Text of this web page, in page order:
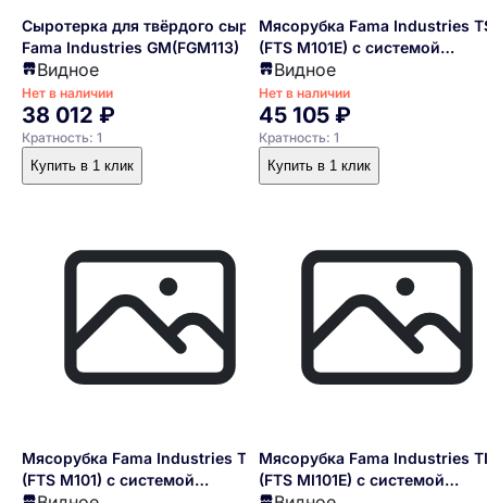
Сыротерка для твёрдого сыра
Fama Industries GM(FGM113)
Видное
Нет в наличии
38 012 ₽
Кратность: 1
Купить в 1 клик
Мясорубка Fama Industries
(FTS M101E) с системой
Enterprise, с группой
измельчения из алюминия,
реверса, 220/1/50
Видное
Нет в наличии
45 105 ₽
Кратность: 1
Купить в 1 клик
Мясорубка Fama Industries TS 8
(FTS M101) с системой
Мясорубка Fama Industries
(FTS MI101E) с системой